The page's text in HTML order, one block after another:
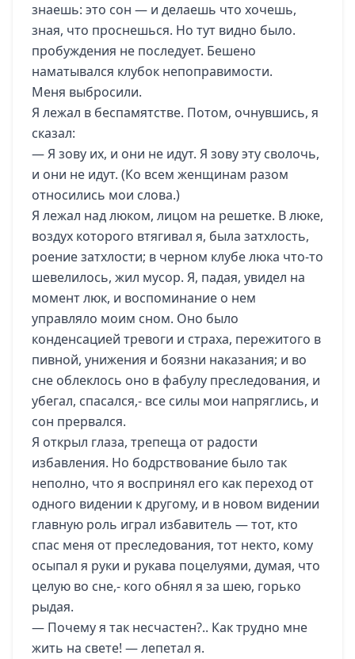
знаешь: это сон — и делаешь что хочешь,
зная, что проснешься. Но тут видно было.
пробуждения не последует. Бешено
наматывался клубок непоправимости.
Меня выбросили.
Я лежал в беспамятстве. Потом, очнувшись, я
сказал:
— Я зову их, и они не идут. Я зову эту сволочь,
и они не идут. (Ко всем женщинам разом
относились мои слова.)
Я лежал над люком, лицом на решетке. В люке,
воздух которого втягивал я, была затхлость,
роение затхлости; в черном клубе люка что-то
шевелилось, жил мусор. Я, падая, увидел на
момент люк, и воспоминание о нем
управляло моим сном. Оно было
конденсацией тревоги и страха, пережитого в
пивной, унижения и боязни наказания; и во
сне облеклось оно в фабулу преследования, и
убегал, спасался,- все силы мои напряглись, и
сон прервался.
Я открыл глаза, трепеща от радости
избавления. Но бодрствование было так
неполно, что я воспринял его как переход от
одного видении к другому, и в новом видении
главную роль играл избавитель — тот, кто
спас меня от преследования, тот некто, кому
осыпал я руки и рукава поцелуями, думая, что
целую во сне,- кого обнял я за шею, горько
рыдая.
— Почему я так несчастен?.. Как трудно мне
жить на свете! — лепетал я.